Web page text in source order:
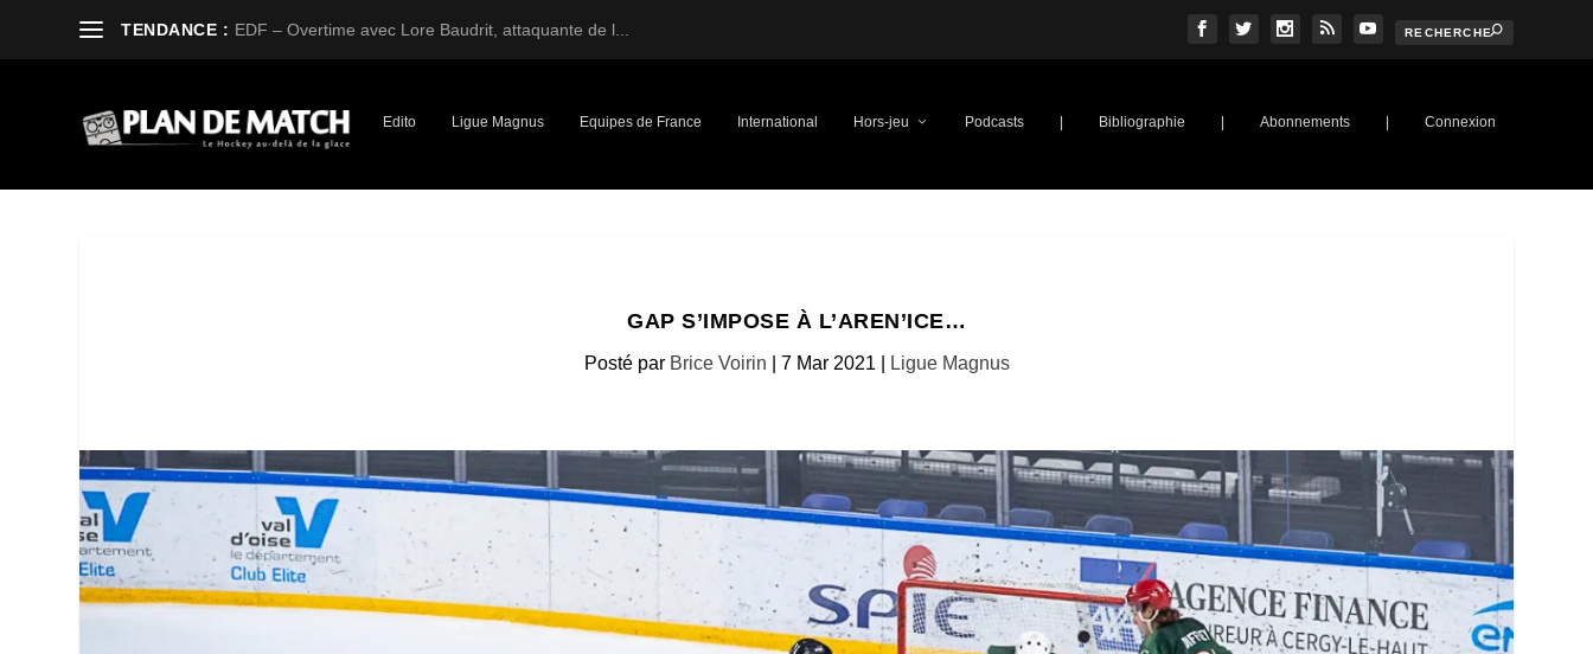
TENDANCE : EDF – Overtime avec Lore Baudrit, attaquante de l...
Edito Ligue Magnus Equipes de France International Hors-jeu Podcasts Bibliographie Abonnements Connexion
GAP S’IMPOSE À L’AREN’ICE…
Posté par Brice Voirin 7 Mar 2021 Ligue Magnus